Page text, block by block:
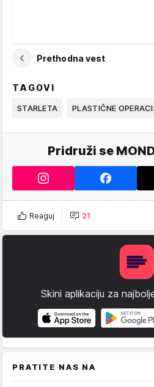
Prethodna vest
TAGOVI
STARLETA PLASTIČNE
Pridruži se
Reaguj 21
Skini aplikaciju za
PRATITE NAS NA